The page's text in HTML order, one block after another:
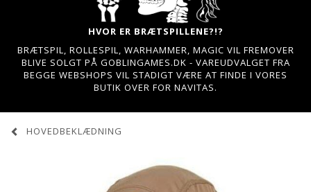
HVOR ER BRÆTSPILLENE?!?
BRÆTSPIL, ROLLESPIL, WARHAMMER, MAGIC VIL FREMOVER
BLIVE SOLGT PÅ GOBLINGAMES.DK - VAREUDVALGET FRA
BEGGE WEBSHOPS VIL STADIGT VÆRE AT FINDE I VORES
BUTIK OVER FOR NAVITAS.
HOVEDBEKLÆDNING